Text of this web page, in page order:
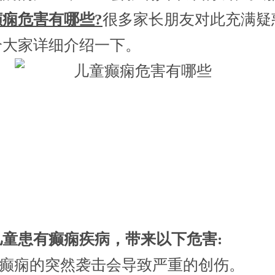
危害有哪些?很多家长朋友对此充满
家详细介绍一下。
有癫痫疾病，带来以下危害:
突然袭击会导致严重的创伤。